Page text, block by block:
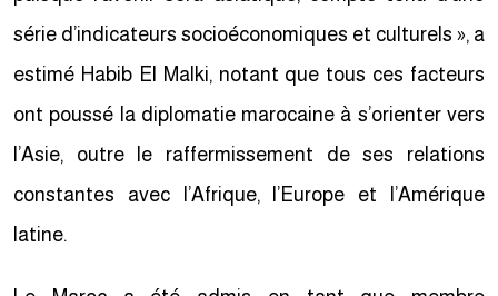
série d’indicateurs socioéconomiques et culturels », a
estimé Habib El Malki, notant que tous ces facteurs
ont poussé la diplomatie marocaine à s’orienter vers
l’Asie, outre le raffermissement de ses relations
constantes avec l’Afrique, l’Europe et l’Amérique
latine.